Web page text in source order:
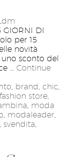
GIORNI DI
per 15
novità
sconto del
…Continue
, brand,chic,
fashion store,
, moda
, modaleader,
,svendita,